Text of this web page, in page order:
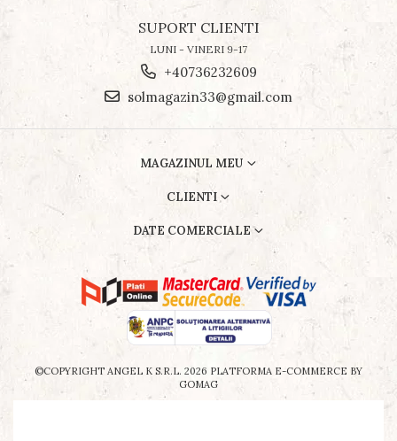
SUPORT CLIENTI
LUNI - VINERI 9-17
+40736232609
solmagazin33@gmail.com
MAGAZINUL MEU
CLIENTI
DATE COMERCIALE
©COPYRIGHT ANGEL K S.R.L. 2026 PLATFORMA E-COMMERCE BY
GOMAG